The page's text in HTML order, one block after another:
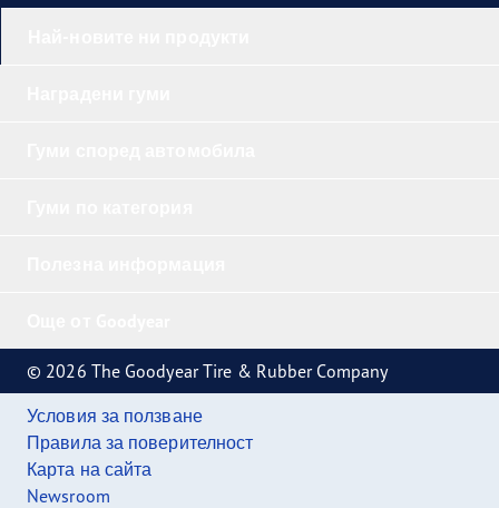
© 2026 The Goodyear Tire & Rubber Company
Условия за ползване
Правила за поверителност
Карта на сайта
Newsroom